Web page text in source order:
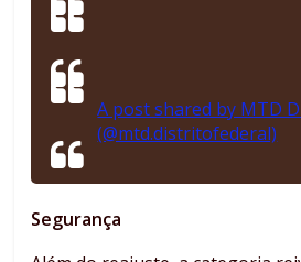
A post shared by MTD
(@mtd.distritofederal)
Segurança